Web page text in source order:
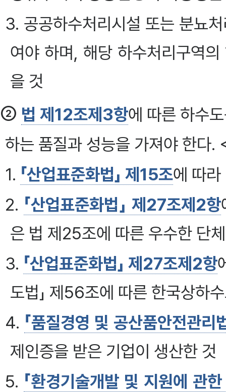
3. 공공하수처리시설 또는 분뇨
여야 하며, 해당 하수처리구역
을 것
② 법 제12조제3항에 따른 하수
하는 품질과 성능을 가져야 한다
1. 「산업표준화법」 제15조에 따
2. 「산업표준화법」 제27조제2항
은 법 제25조에 따른 우수한 단
3. 「산업표준화법」 제27조제2항
도법」 제56조에 따른 한국상하
4. 「품질경영 및 공산품안전관리
제인증을 받은 기업이 생산한 것
5. 「환경기술개발 및 지원에 관